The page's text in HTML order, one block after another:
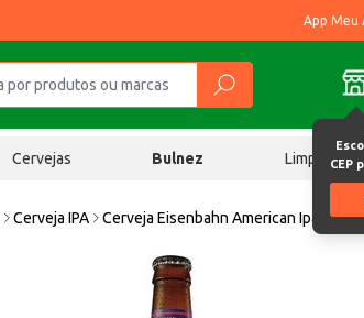
App Meu
CEP
Cervejas Bulnez Limpeza
Cerveja IPA Cerveja Eisenbahn American Ipa